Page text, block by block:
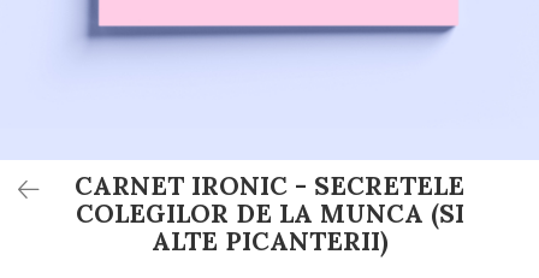
CARNET IRONIC - SECRETELE
COLEGILOR DE LA MUNCA (SI
ALTE PICANTERII)